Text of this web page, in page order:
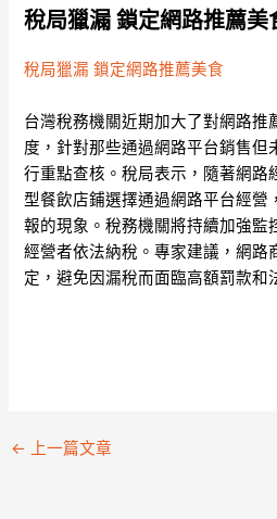
稅局獵漏 鎖定網路推薦美
稅局獵漏 鎖定網路推薦美食
台灣稅務機關近期加大了對網路推
度，針對那些通過網路平台銷售但
行重點查核。稅局表示，隨著網路
型餐飲店鋪選擇通過網路平台經營
報的現象。稅務機關將持續加強監
經營者依法納稅。專家建議，網路
定，避免因漏稅而面臨高額罰款和
← 上一篇文章